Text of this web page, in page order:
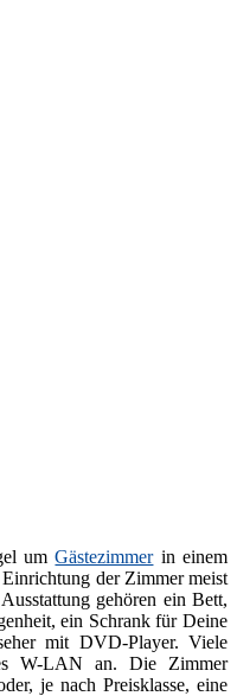
umGästezimmerin einem
der Zimmer meist
gehören ein Bett,
ein Schrank für Deine
mit DVD-Player. Viele
W-LAN an. Die Zimmer
je nach Preisklasse, eine